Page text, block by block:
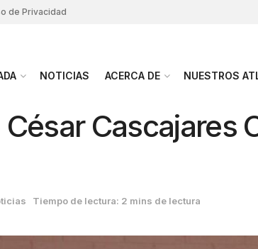
de Privacidad
NOTICIAS ACERCA DE NUESTROS
Cascajares
Tiempo de lectura: 2 mins de lectura